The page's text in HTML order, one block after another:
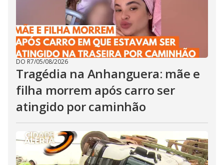
DO R7/05/08/2026
Tragédia na Anhanguera: mãe e
filha morrem após carro ser
atingido por caminhão